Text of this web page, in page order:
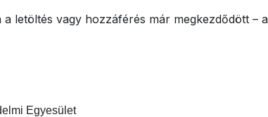
letöltés vagy hozzáférés már megkezdődött –
Egyesület